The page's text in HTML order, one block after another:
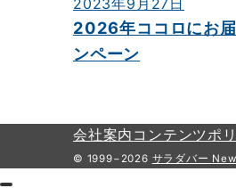
2023年9月27日
2026年ココロにお
ンペーン
会社案内 コンテンツポ
© 1999−2026 サラダバー